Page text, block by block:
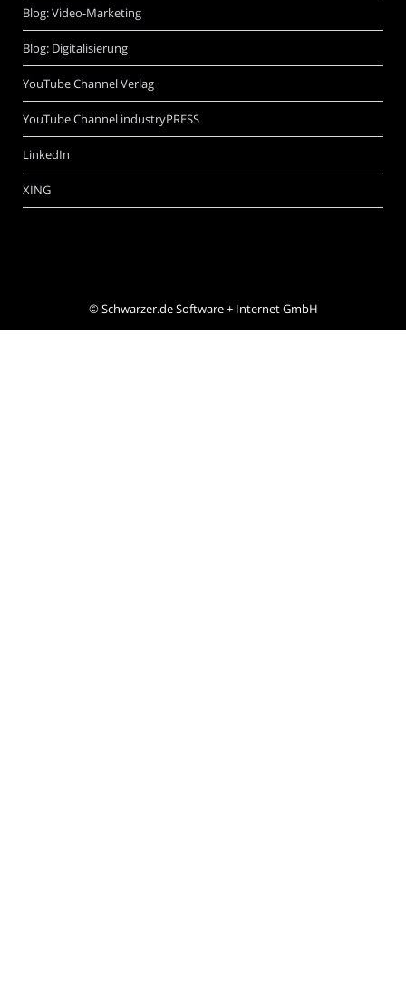
Blog: Video-Marketing
Blog: Digitalisierung
YouTube Channel Verlag
YouTube Channel industryPRESS
LinkedIn
XING
©Schwarzer.de Software + Internet GmbH